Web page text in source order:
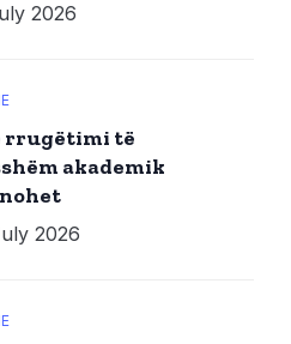
2026
rrugëtimi të
akademik
2026